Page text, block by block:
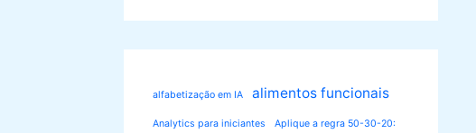
alfabetização em IA alimentos funcionais
Analytics para iniciantes Aplique a regra 50-30-20: